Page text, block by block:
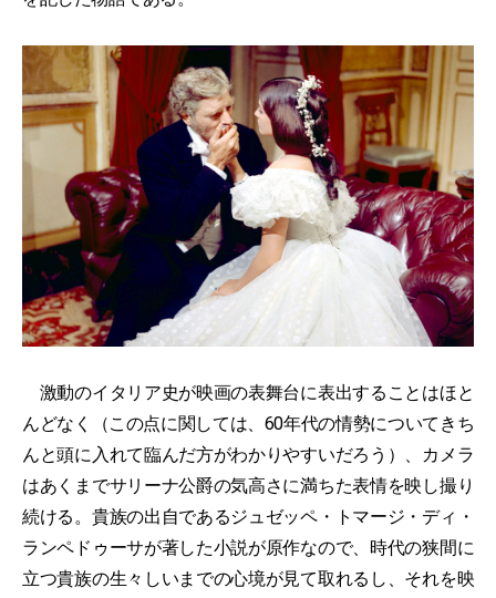
激動のイタリア史が映画の表舞台に表出することはほと
んどなく（この点に関しては、60年代の情勢についてきち
んと頭に入れて臨んだ方がわかりやすいだろう）、カメラ
はあくまでサリーナ公爵の気高さに満ちた表情を映し撮り
続ける。貴族の出自であるジュゼッペ・トマージ・ディ・
ランペドゥーサが著した小説が原作なので、時代の狭間に
立つ貴族の生々しいまでの心境が見て取れるし、それを映